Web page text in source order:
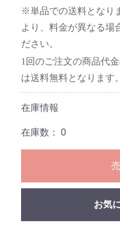
※単品での送料となり
より、料金が異なる場
ださい。
1回のご注文の商品代
は送料無料となります。
在庫情報
在庫数： 0
お気